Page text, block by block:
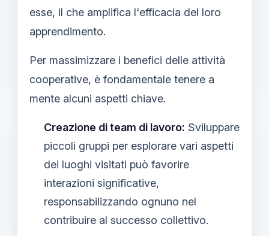
esse, il che amplifica l'efficacia del loro
apprendimento.
Per massimizzare i benefici delle attività
cooperative, è fondamentale tenere a
mente alcuni aspetti chiave.
Creazione di team di lavoro: Sviluppare
piccoli gruppi per esplorare vari aspetti
dei luoghi visitati può favorire
interazioni significative,
responsabilizzando ognuno nel
contribuire al successo collettivo.